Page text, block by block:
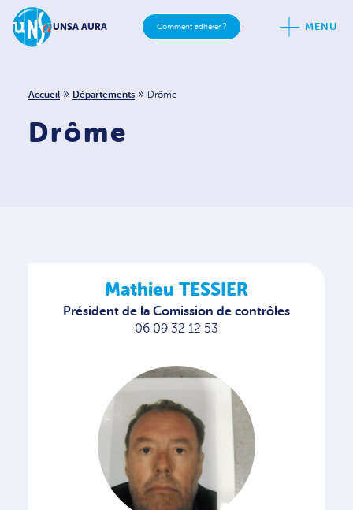
UNSA AURA MENU
Comment adhérer ?
Accueil » Départements » Drôme
Drôme
Mathieu TESSIER
Président de la Comission de contrôles
06 09 32 12 53